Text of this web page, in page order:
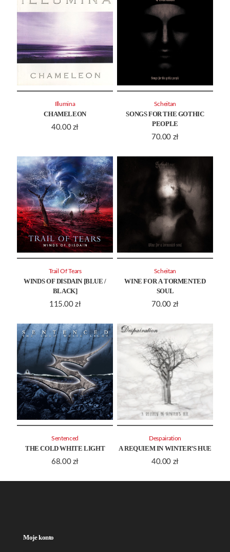
CHAMELEON
40.00 zł
Illumina
SONGS FOR THE GOTHIC
PEOPLE
70.00 zł
Scheitan
WINDS OF DISDAIN [BLUE /
BLACK]
115.00 zł
Trail Of Tears
WINE FOR A TORMENTED
SOUL
70.00 zł
Scheitan
THE COLD WHITE LIGHT
68.00 zł
Sentenced
A REQUIEM IN WINTER’S HUE
40.00 zł
Despairation
Moje konto